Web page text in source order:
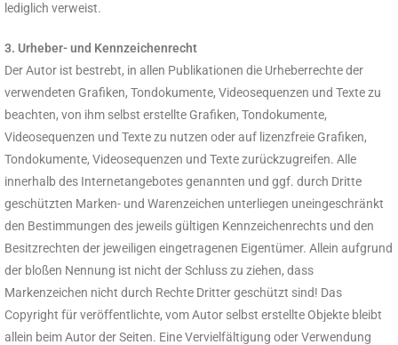
lediglich verweist.
3. Urheber- und Kennzeichenrecht
Der Autor ist bestrebt, in allen Publikationen die Urheberrechte der
verwendeten Grafiken, Tondokumente, Videosequenzen und Texte zu
beachten, von ihm selbst erstellte Grafiken, Tondokumente,
Videosequenzen und Texte zu nutzen oder auf lizenzfreie Grafiken,
Tondokumente, Videosequenzen und Texte zurückzugreifen. Alle
innerhalb des Internetangebotes genannten und ggf. durch Dritte
geschützten Marken- und Warenzeichen unterliegen uneingeschränkt
den Bestimmungen des jeweils gültigen Kennzeichenrechts und den
Besitzrechten der jeweiligen eingetragenen Eigentümer. Allein aufgrund
der bloßen Nennung ist nicht der Schluss zu ziehen, dass
Markenzeichen nicht durch Rechte Dritter geschützt sind! Das
Copyright für veröffentlichte, vom Autor selbst erstellte Objekte bleibt
allein beim Autor der Seiten. Eine Vervielfältigung oder Verwendung